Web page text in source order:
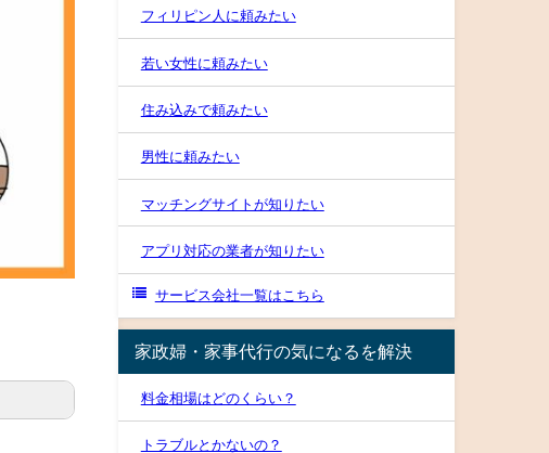
フィリピン人に頼みたい
若い女性に頼みたい
住み込みで頼みたい
男性に頼みたい
マッチングサイトが知りたい
アプリ対応の業者が知りたい
サービス会社一覧はこちら
家政婦・家事代行の気になるを解決
料金相場はどのくらい？
トラブルとかないの？